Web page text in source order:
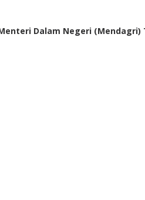
Dalam Negeri (Mendagri)